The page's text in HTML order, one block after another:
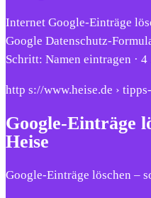
Internet Google-Einträge
Google Datenschutz-
Schritt: Namen eintragen ·
http s://www.heise.de ›
Google-Einträge
Heise
Google-Einträge löschen –